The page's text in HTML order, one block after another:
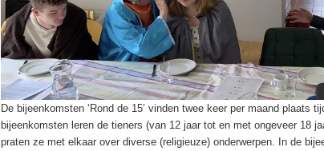
De bijeenkomsten ‘Rond de 15’ vinden twee keer per maand plaats
bijeenkomsten leren de tieners (van 12 jaar tot en met ongeveer 18
praten ze met elkaar over diverse (religieuze) onderwerpen. In de